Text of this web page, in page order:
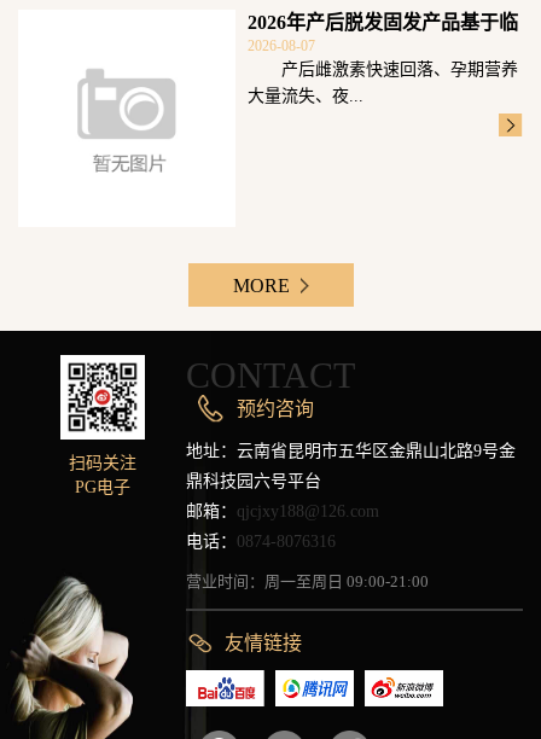
2026年产后脱发固发产品基于临
床毛囊数
2026-08-07
产后雌激素快速回落、孕期营养
大量流失、夜...
MORE
扫码关注
PG电子
CONTACT
预约咨询
地址：云南省昆明市五华区金鼎山北路9号金
鼎科技园六号平台
邮箱： qjcjxy188@126.com
电话： 0874-8076316
营业时间：周一至周日 09:00-21:00
友情链接